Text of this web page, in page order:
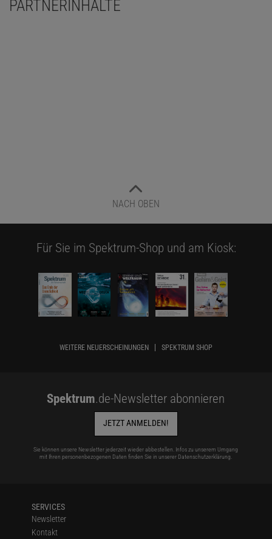
PARTNERINHALTE
NACH OBEN
Für Sie im Spektrum-Shop und am Kiosk:
WEITERE NEUERSCHEINUNGEN SPEKTRUM SHOP
Spektrum.de-Newsletter abonnieren
JETZT ANMELDEN!
Sie können unsere Newsletter jederzeit wieder abbestellen. Infos zu unserem Umgang
mit Ihren personenbezogenen Daten finden Sie in unserer Datenschutzerklärung
SERVICES
Newsletter
Kontakt